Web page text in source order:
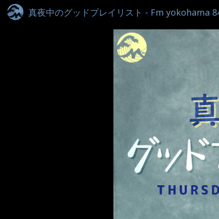
真夜中のグッドプレイリスト - Fm yokohama